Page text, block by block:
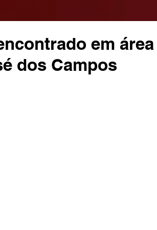
em
dos Campos